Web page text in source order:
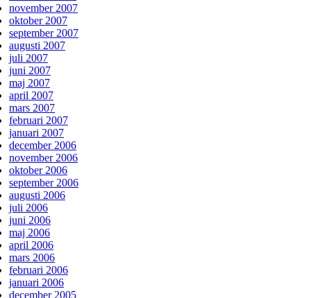
november 2007
oktober 2007
september 2007
augusti 2007
juli 2007
juni 2007
maj 2007
april 2007
mars 2007
februari 2007
januari 2007
december 2006
november 2006
oktober 2006
september 2006
augusti 2006
juli 2006
juni 2006
maj 2006
april 2006
mars 2006
februari 2006
januari 2006
december 2005